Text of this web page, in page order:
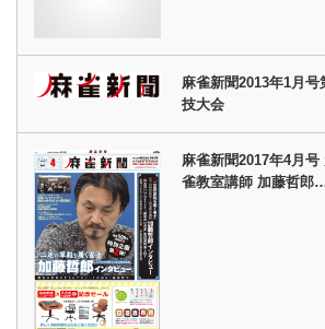
麻雀新聞2013年1月
技大会
麻雀新聞2017年4月
雀教室講師 加藤哲郎